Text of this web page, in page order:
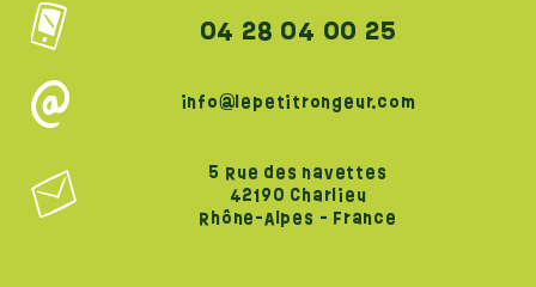
04 28 04 00 25
info@lepetitrongeur.com
5 Rue des navettes
42190 Charlieu
Rhône-Alpes - France